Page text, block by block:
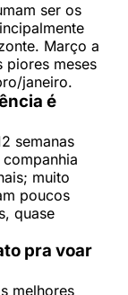
ser os
Março a
piores meses
janeiro.
é
semanas
muito
poucos
quase
pra voar
melhores